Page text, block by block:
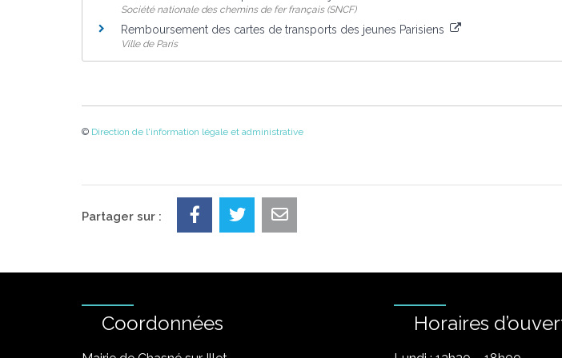
Société nationale des chemins de fer français (SNCF)
Remboursement des cartes de transports des jeunes Parisiens
Ville de Paris
© Direction de l'information légale et administrative
Partager sur :
Coordonnées Horaires